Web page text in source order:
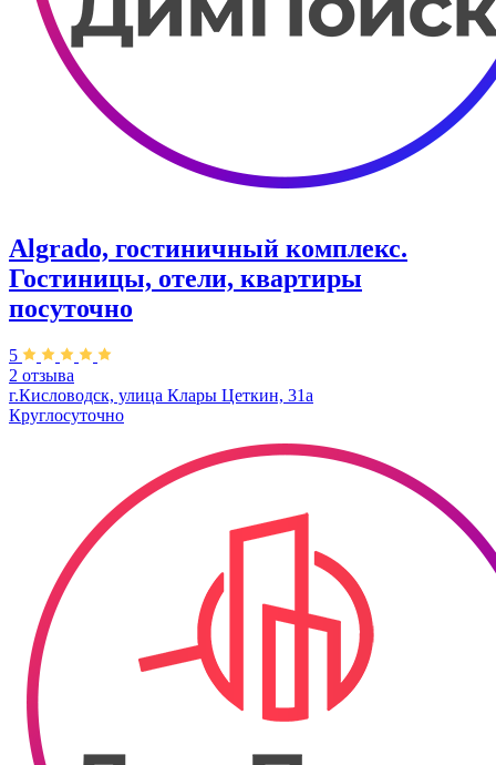
Algrado, гостиничный комплекс.
Гостиницы, отели, квартиры
посуточно
5
2 отзыва
г.Кисловодск, улица Клары Цеткин, 31а
Круглосуточно